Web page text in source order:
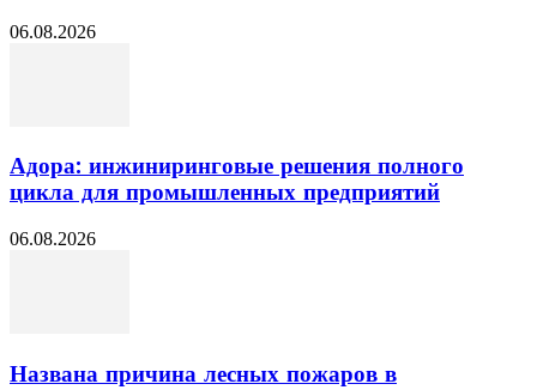
06.08.2026
Адора: инжиниринговые решения полного
цикла для промышленных предприятий
06.08.2026
Названа причина лесных пожаров в